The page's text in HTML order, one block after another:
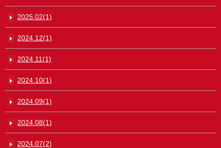
2025.02(1)
2024.12(1)
2024.11(1)
2024.10(1)
2024.09(1)
2024.08(1)
2024.07(2)